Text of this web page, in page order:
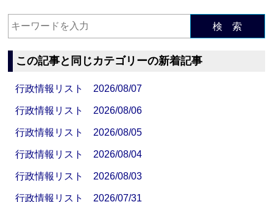
検 索
この記事と同じカテゴリーの新着記事
行政情報リスト 2026/08/07
行政情報リスト 2026/08/06
行政情報リスト 2026/08/05
行政情報リスト 2026/08/04
行政情報リスト 2026/08/03
行政情報リスト 2026/07/31